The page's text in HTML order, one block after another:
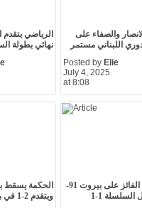
نهائي بطولة
والصفاء على
اللبناني مستمر
Posted by Elie
July 4, 2025
at 8:08
ويتقدم 2-1 في بطولة السلة
الحكمة الفائز على بيروت 91-